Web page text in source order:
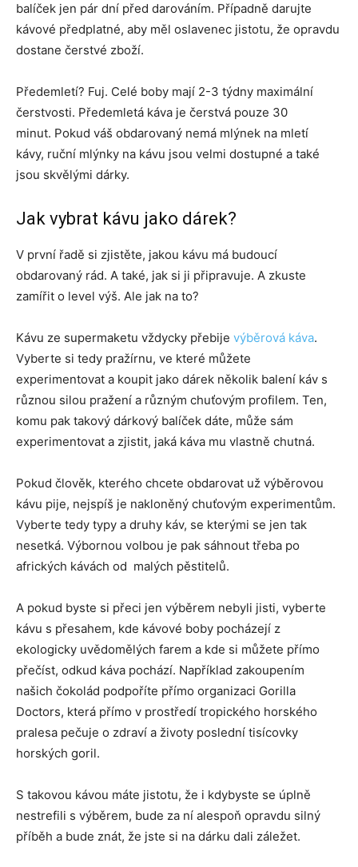
balíček jen pár dní před darováním. Případně darujte
kávové předplatné, aby měl oslavenec jistotu, že opravdu
dostane čerstvé zboží.
Předemletí? Fuj. Celé boby mají 2-3 týdny maximální
čerstvosti. Předemletá káva je čerstvá pouze 30
minut. Pokud váš obdarovaný nemá mlýnek na mletí
kávy, ruční mlýnky na kávu jsou velmi dostupné a také
jsou skvělými dárky.
Jak vybrat kávu jako dárek?
V první řadě si zjistěte, jakou kávu má budoucí
obdarovaný rád. A také, jak si ji připravuje. A zkuste
zamířit o level výš. Ale jak na to?
Kávu ze supermaketu vždycky přebije výběrová káva.
Vyberte si tedy pražírnu, ve které můžete
experimentovat a koupit jako dárek několik balení káv s
různou silou pražení a různým chuťovým profilem. Ten,
komu pak takový dárkový balíček dáte, může sám
experimentovat a zjistit, jaká káva mu vlastně chutná.
Pokud člověk, kterého chcete obdarovat už výběrovou
kávu pije, nejspíš je nakloněný chuťovým experimentům.
Vyberte tedy typy a druhy káv, se kterými se jen tak
nesetká. Výbornou volbou je pak sáhnout třeba po
afrických kávách od malých pěstitelů.
A pokud byste si přeci jen výběrem nebyli jisti, vyberte
kávu s přesahem, kde kávové boby pocházejí z
ekologicky uvědomělých farem a kde si můžete přímo
přečíst, odkud káva pochází. Například zakoupením
našich čokolád podpoříte přímo organizaci Gorilla
Doctors, která přímo v prostředí tropického horského
pralesa pečuje o zdraví a životy poslední tisícovky
horských goril.
S takovou kávou máte jistotu, že i kdybyste se úplně
nestrefili s výběrem, bude za ní alespoň opravdu silný
příběh a bude znát, že jste si na dárku dali záležet.